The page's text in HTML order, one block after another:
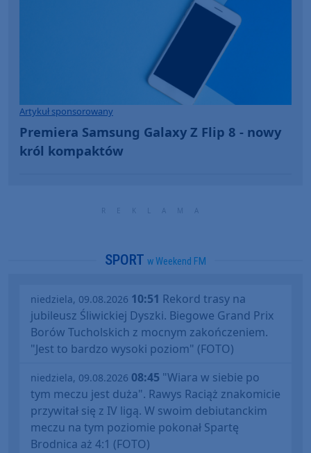
Artykuł sponsorowany
Premiera Samsung Galaxy Z Flip 8 - nowy
król kompaktów
SPORT w Weekend FM
niedziela, 09.08.2026 10:51 Rekord trasy na
jubileusz Śliwickiej Dyszki. Biegowe Grand Prix
Borów Tucholskich z mocnym zakończeniem.
"Jest to bardzo wysoki poziom" (FOTO)
niedziela, 09.08.2026 08:45 "Wiara w siebie po
tym meczu jest duża". Rawys Raciąż znakomicie
przywitał się z IV ligą. W swoim debiutanckim
meczu na tym poziomie pokonał Spartę
Brodnica aż 4:1 (FOTO)